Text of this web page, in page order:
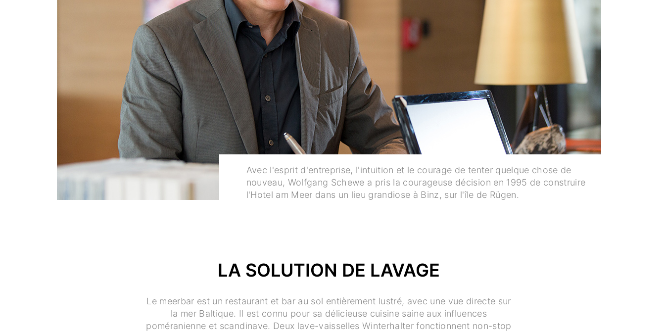
Avec l'esprit d'entreprise, l'intuition et le courage de tenter quelque chose de
nouveau, Wolfgang Schewe a pris la courageuse décision en 1995 de construire
l'Hotel am Meer dans un lieu grandiose à Binz, sur l'île de Rügen.
LA SOLUTION DE LAVAGE
Le meerbar est un restaurant et bar au sol entièrement lustré, avec une vue directe sur
la mer Baltique. Il est connu pour sa délicieuse cuisine saine aux influences
poméranienne et scandinave. Deux lave-vaisselles Winterhalter fonctionnent non-stop